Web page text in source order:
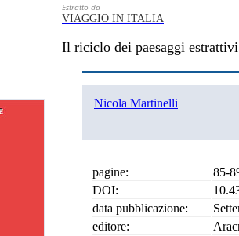
Estratto da
VIAGGIO IN ITALIA
Il riciclo dei paesaggi
Nicola Martinelli
pagine:
85-
DOI:
data pubblicazione:
editore: